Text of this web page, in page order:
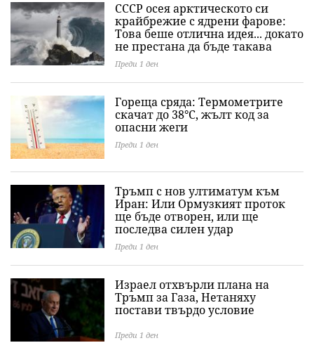
СССР осея арктическото си
крайбрежие с ядрени фарове:
Това беше отлична идея... докато
не престана да бъде такава
Преди 1 ден
Гореща сряда: Термометрите
скачат до 38°C, жълт код за
опасни жеги
Преди 1 ден
Тръмп с нов ултиматум към
Иран: Или Ормузкият проток
ще бъде отворен, или ще
последва силен удар
Преди 1 ден
Израел отхвърли плана на
Тръмп за Газа, Нетаняху
постави твърдо условие
Преди 1 ден